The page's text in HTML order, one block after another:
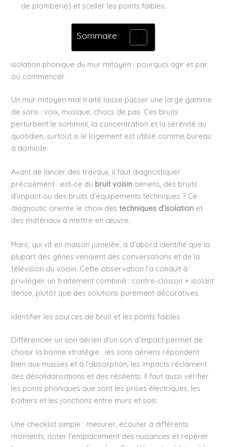
de plomberie) et sceller les points faibles.
Sommaire
isolation phonique du mur mitoyen : pourquoi agir et par
où commencer
Un mur mitoyen mal traité laisse passer une large gamme
de sons : voix, musique, chocs de pas. Ces bruits
perturbent le sommeil, la concentration et la sérénité au
quotidien, surtout si le logement est utilisé comme bureau
à domicile.
Avant de lancer des travaux, il faut diagnostiquer
précisément : est-ce du bruit voisin aériens, des bruits
d’impact ou des bruits d’équipements techniques ? Ce
diagnostic oriente le choix destechniques d’isolation et
des matériaux à mettre en œuvre.
Marc, qui vit en maison jumelée, a d’abord identifié que la
plupart des gênes venaient des conversations et de la
télévision du voisin. Cette observation l’a conduit à
privilégier un traitement combiné : contre-cloison + isolant
dense, plutôt que des solutions purement décoratives.
identifier les sources de bruit et les points faibles
Différencier un son aérien d’un son d’impact permet de
choisir la bonne stratégie : les sons aériens répondent
bien aux masses et à l’absorption, les impacts réclament
des désolidarisations et des résilients. Il faut aussi vérifier
les ponts phoniques que sont les prises électriques, les
boîtiers et les jonctions entre murs et sols.
Une checklist simple : mesurer, écouter à différents
moments, noter l’emplacement des nuisances et repérer